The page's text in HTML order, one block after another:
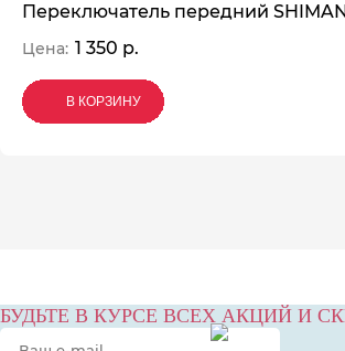
Переключатель передний
Цена: 1 350 р.
В КОРЗИНУ
В КОРЗИНУ
В КОРЗИНУ
БУДЬТЕ В КУРСЕ ВСЕХ АКЦИЙ И